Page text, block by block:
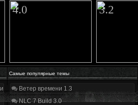
4.0 3.2
Самые популярные темы
геймплей и сюжет | Разбор трейлера
Ветер времени 1.3
NLC 7 Build 3.0